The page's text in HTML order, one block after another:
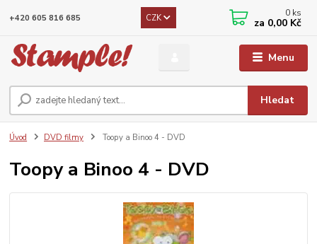
Menu
CZK
Hledat
+420 605 816 685 0 ks
za 0,00 Kč
Úvod DVD filmy Toopy a Binoo 4 - DVD
Toopy a Binoo 4 - DVD